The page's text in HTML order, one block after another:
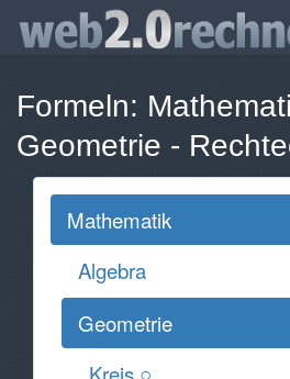
Formeln:
Geometrie -
Mathematik
Algebra
Geometrie